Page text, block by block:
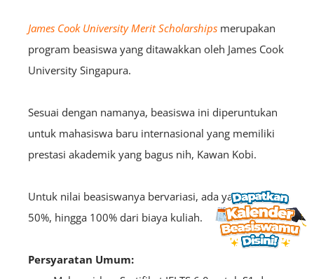
James Cook University Merit Scholarships merupakan
program beasiswa yang ditawakkan oleh James Cook
University Singapura.
Sesuai dengan namanya, beasiswa ini diperuntukan
untuk mahasiswa baru internasional yang memiliki
prestasi akademik yang bagus nih, Kawan Kobi.
Untuk nilai beasiswanya bervariasi, ada yang 25%,
50%, hingga 100% dari biaya kuliah.
Persyaratan Umum: